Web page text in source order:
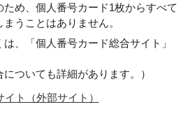
め、個人番号カード1枚からすべて
うことはありません。
、「個人番号カード総合サイト」
についても詳細があります。）
ト（外部サイト）